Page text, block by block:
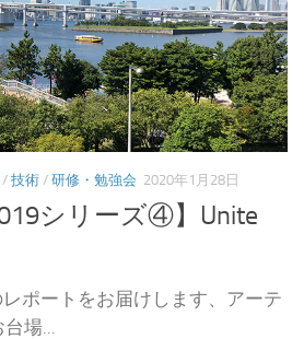
/ 技術 / 研修・勉強会 2020年1月28日
シリーズ④】Unite
ポートをお届けします、アーテ
場...